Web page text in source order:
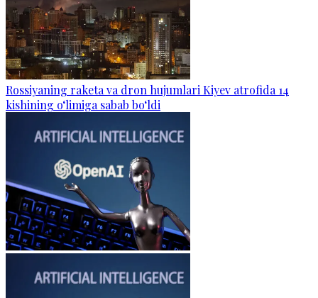
Rossiyaning raketa va dron hujumlari Kiyev atrofida 14
kishining o‘limiga sabab bo‘ldi